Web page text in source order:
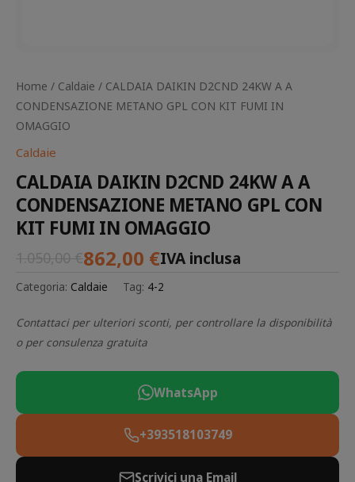
Home / Caldaie / CALDAIA DAIKIN D2CND 24KW A A
CONDENSAZIONE METANO GPL CON KIT FUMI IN
OMAGGIO
Caldaie
CALDAIA DAIKIN D2CND 24KW A A
CONDENSAZIONE METANO GPL CON
KIT FUMI IN OMAGGIO
1.050,00€862,00 €IVA inclusa
Categoria: Caldaie Tag: 4-2
Contattaci per ulteriori sconti, per controllare la disponibilità
o per consulenza gratuita
WhatsApp
+393518103749
Scrivici una Email